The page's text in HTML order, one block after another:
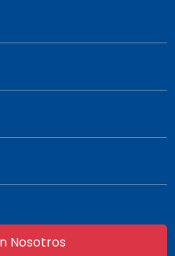
Nosotros